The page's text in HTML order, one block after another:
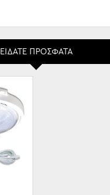
ΕΊΔΑΤΕ ΠΡΌΣΦΑΤΑ